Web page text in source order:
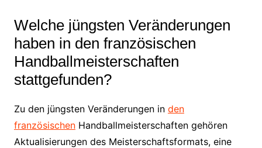
Welche jüngsten Veränderungen
haben in den französischen
Handballmeisterschaften
stattgefunden?
Zu den jüngsten Veränderungen in den
französischenHandballmeisterschaften gehören
Aktualisierungen des Meisterschaftsformats, eine